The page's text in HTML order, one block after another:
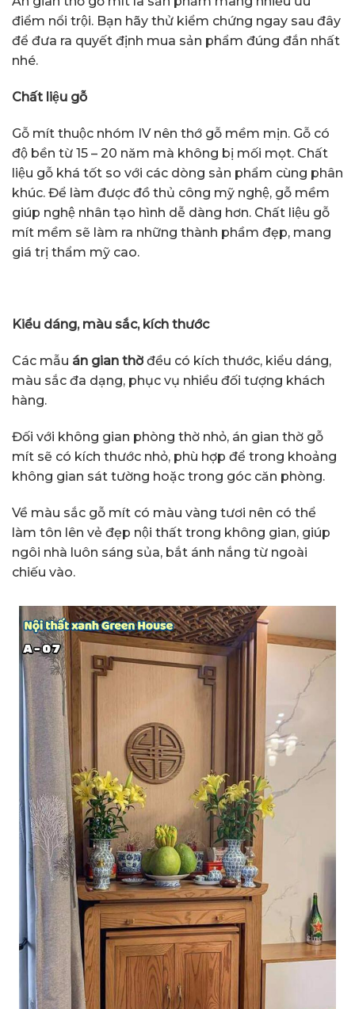
điểm nổi trội. Bạn hãy thử kiểm chứng ngay sau đây
để đưa ra quyết định mua sản phẩm đúng đắn nhất
nhé.
Chất liệu gỗ
Gỗ mít thuộc nhóm IV nên thớ gỗ mềm mịn. Gỗ có
độ bền từ 15 – 20 năm mà không bị mối mọt. Chất
liệu gỗ khá tốt so với các dòng sản phẩm cùng phân
khúc. Để làm được đồ thủ công mỹ nghệ, gỗ mềm
giúp nghệ nhân tạo hình dễ dàng hơn. Chất liệu gỗ
mít mềm sẽ làm ra những thành phầm đẹp, mang
giá trị thẩm mỹ cao.
Kiểu dáng, màu sắc, kích thước
Các mẫu án gian thờ đều có kích thước, kiểu dáng,
màu sắc đa dạng, phục vụ nhiều đối tượng khách
hàng.
Đối với không gian phòng thờ nhỏ, án gian thờ gỗ
mít sẽ có kích thước nhỏ, phù hợp để trong khoảng
không gian sát tường hoặc trong góc căn phòng.
Về màu sắc gỗ mít có màu vàng tươi nên có thể
làm tôn lên vẻ đẹp nội thất trong không gian, giúp
ngôi nhà luôn sáng sủa, bắt ánh nắng từ ngoài
chiếu vào.